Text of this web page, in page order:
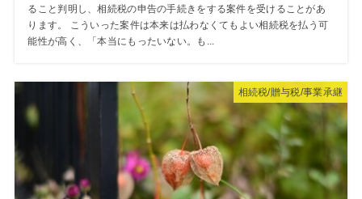
ること判明し、相続税の申告の手続きをする案件を受けることがあ
ります。 こういった案件は本来は払わなくてもよい相続税を払う可
能性が高く、「本当にもったいない。も...
相続税/贈与税/事業承継